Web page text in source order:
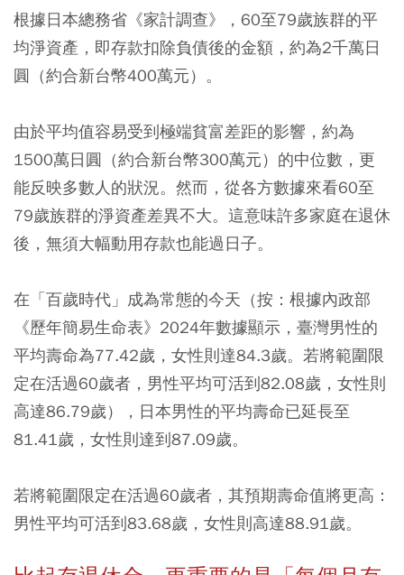
根據日本總務省《家計調查》，60至79歲族群的平
均淨資產，即存款扣除負債後的金額，約為2千萬日
圓（約合新台幣400萬元）。
由於平均值容易受到極端貧富差距的影響，約為
1500萬日圓（約合新台幣300萬元）的中位數，更
能反映多數人的狀況。然而，從各方數據來看60至
79歲族群的淨資產差異不大。這意味許多家庭在退休
後，無須大幅動用存款也能過日子。
在「百歲時代」成為常態的今天（按：根據內政部
《歷年簡易生命表》2024年數據顯示，臺灣男性的
平均壽命為77.42歲，女性則達84.3歲。若將範圍限
定在活過60歲者，男性平均可活到82.08歲，女性則
高達86.79歲），日本男性的平均壽命已延長至
81.41歲，女性則達到87.09歲。
若將範圍限定在活過60歲者，其預期壽命值將更高：
男性平均可活到83.68歲，女性則高達88.91歲。